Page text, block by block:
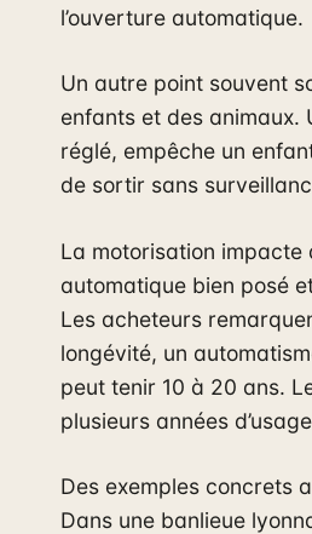
l’ouverture automatique.
Un autre point souvent
enfants et des
réglé, empêche un
de sortir sans
La motorisation
automatique bien posé
Les acheteurs
longévité, un
peut tenir 10 à 20 ans.
plusieurs années
Des exemples concrets
Dans une banlieue